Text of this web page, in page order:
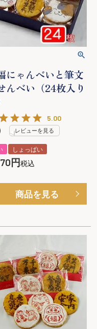
にゃんべいと筆文
んべい（24枚入り
5.00
レビューを見る
しょっぱい
税込
商品を見る